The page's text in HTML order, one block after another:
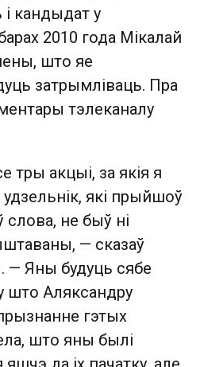
кандыдат у
2010 года Мікалай
што яе
затрымліваць. Пра
тэлеканалу
тры акцыі, за якія я
удзельнік, які прыйшоў
слова, не быў ні
— сказаў
— Яны будуць сябе
што Аляксандру
гэтых
што яны былі